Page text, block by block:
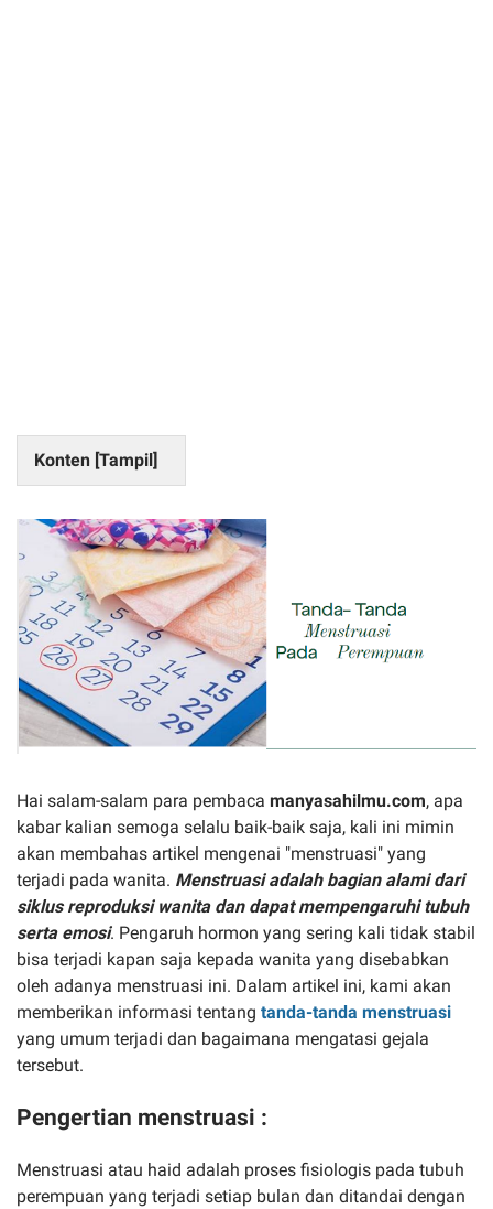
Konten [Tampil]
Hai salam-salam para pembaca manyasahilmu.com, apa
kabar kalian semoga selalu baik-baik saja, kali ini mimin
akan membahas artikel mengenai "menstruasi" yang
terjadi pada wanita. Menstruasi adalah bagian alami dari
siklus reproduksi wanita dan dapat mempengaruhi tubuh
serta emosi. Pengaruh hormon yang sering kali tidak stabil
bisa terjadi kapan saja kepada wanita yang disebabkan
oleh adanya menstruasi ini. Dalam artikel ini, kami akan
memberikan informasi tentang tanda-tanda menstruasi
yang umum terjadi dan bagaimana mengatasi gejala
tersebut.
Pengertian menstruasi :
Menstruasi atau haid adalah proses fisiologis pada tubuh
perempuan yang terjadi setiap bulan dan ditandai dengan